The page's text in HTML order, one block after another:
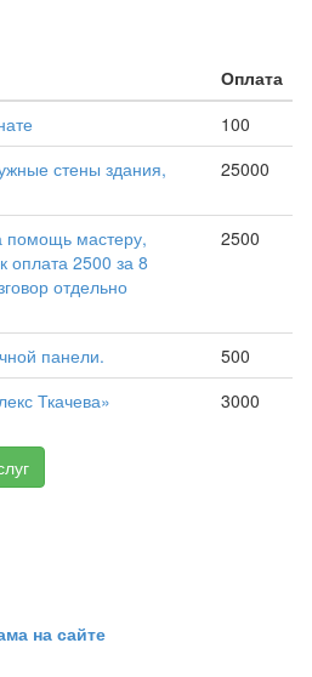
Оплата
100
стены здания,
25000
помощь мастеру,
оплата 2500 за 8
отдельно
2500
панели.
500
Ткачева»
3000
на сайте